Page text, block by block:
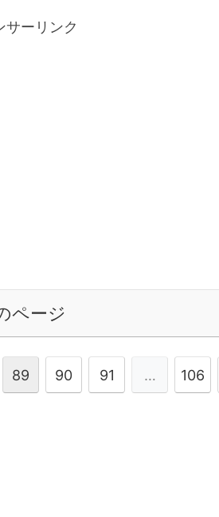
サーリンク
ページ
89 90 91 … 106